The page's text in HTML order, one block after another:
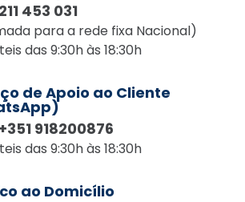
211 453 031
para a rede fixa Nacional)
das 9:30h às 18:30h
de Apoio ao Cliente
+351 918200876
das 9:30h às 18:30h
ao Domicílio